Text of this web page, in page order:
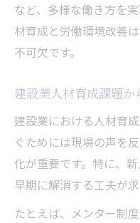
など、多様な働き方を
材育成と労働環境改善
不可欠です。
建設業人材育成課題
建設業における人材育
ぐためには現場の声を
化が重要です。特に、
早期に解消する工夫が求
たとえば、メンター制